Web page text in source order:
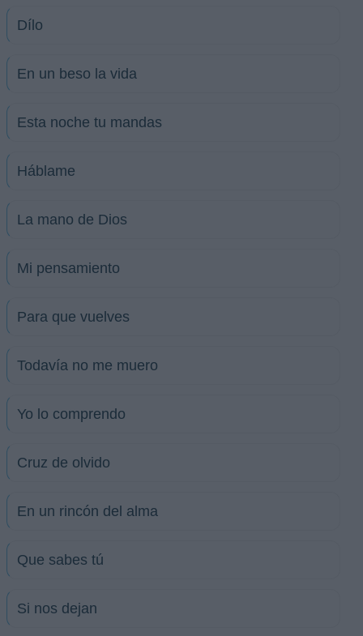
Dílo
En un beso la vida
Esta noche tu mandas
Háblame
La mano de Dios
Mi pensamiento
Para que vuelves
Todavía no me muero
Yo lo comprendo
Cruz de olvido
En un rincón del alma
Que sabes tú
Si nos dejan